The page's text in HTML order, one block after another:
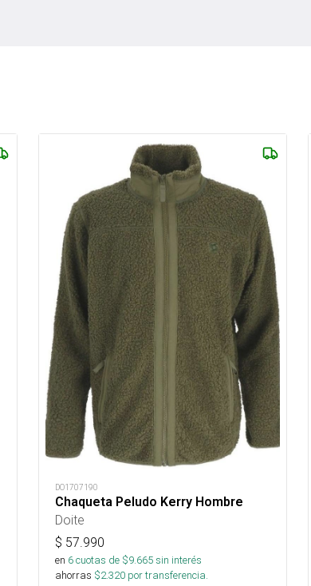
DO1707190
Chaqueta Peludo Kerry Hombre
Doite
$ 57.990
en 6cuotas de $9.665sin interés
ahorras $2.320 por transferencia.